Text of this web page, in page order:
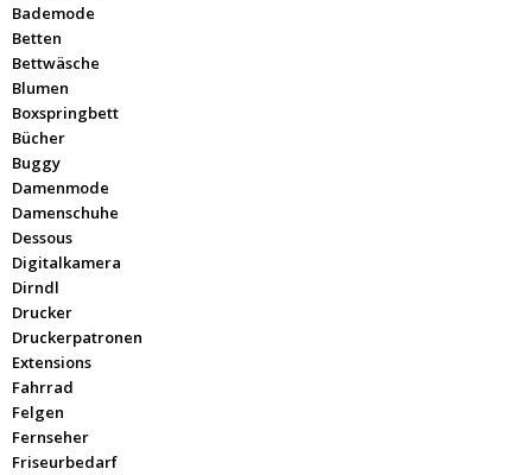
Bademode
Betten
Bettwäsche
Blumen
Boxspringbett
Bücher
Buggy
Damenmode
Damenschuhe
Dessous
Digitalkamera
Dirndl
Drucker
Druckerpatronen
Extensions
Fahrrad
Felgen
Fernseher
Friseurbedarf